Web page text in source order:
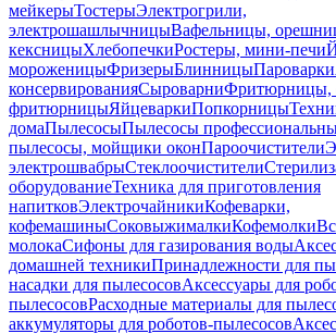
мейкерыТостерыЭлектрогрили,
электрошашлычницыВафельницы,
кексницыХлебопечкиРостеры, мини-печи
мороженицыФризерыБлинницыПароварки
консервированияСыроварниФритюрницы,
фритюрницыЯйцеваркиПопкорницы
домаПылесосыПылесосы
пылесосы, мойщики оконПароочистители
электрошвабрыСтеклоочистители
оборудованиеТехника для приготовления
напитковЭлектрочайникиКофеварки,
кофемашиныСоковыжималкиКофемолки
молокаСифоны для газирования воды
домашней техникиПринадлежности для
насадки для пылесосовАксессуары для
пылесосовРасходные материалы для
аккумуляторы для роботов-пылесосов